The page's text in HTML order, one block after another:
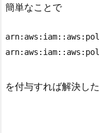
簡単なことで
を付与すれば解決した